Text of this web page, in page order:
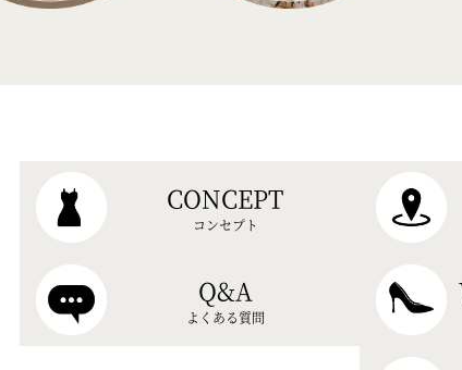
CONCEPT
コンセプト
Q&A
よくある質問